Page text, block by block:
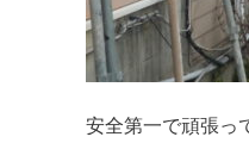
安全第一で頑張っ